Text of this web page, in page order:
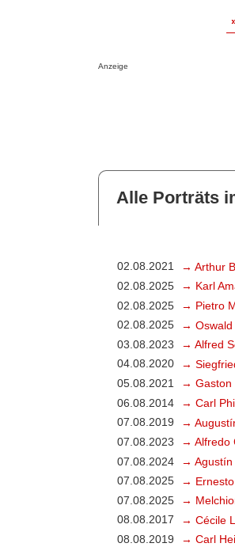
Anzeige
Alle Porträts
02.08.2021
→ Arthur
02.08.2025
→ Karl
02.08.2025
→ Pietro
02.08.2025
→ Oswald
03.08.2023
→ Alfred
04.08.2020
→
05.08.2021
→ Gaston
06.08.2014
→ Carl
07.08.2019
→
07.08.2023
→ Alfredo
07.08.2024
→ Agustín
07.08.2025
→ Ernesto
07.08.2025
→
08.08.2017
→ Cécile
08.08.2019
→ Carl